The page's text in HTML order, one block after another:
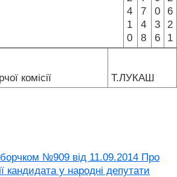
4
1
0
7
4
8
0
3
6
6
2
1
комісії
Т.ЛУКАШ
№909 від 11.09.2014 Про
кандидата у народні депутати